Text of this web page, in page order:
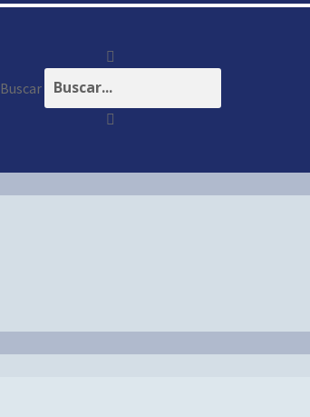
Buscar